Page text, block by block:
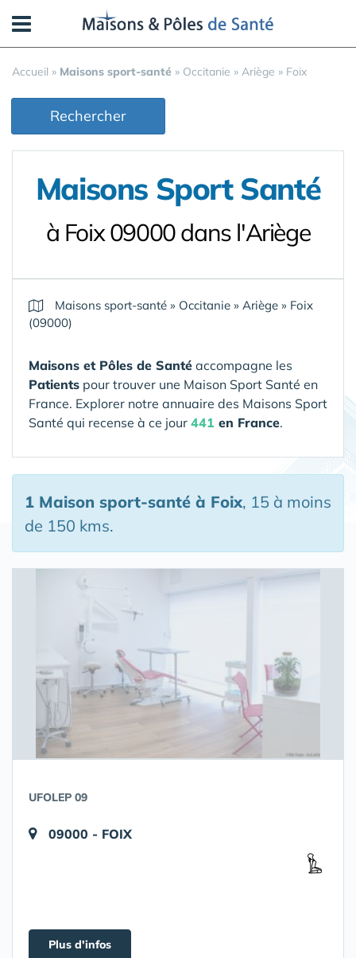
Accueil » Maisons sport-santé » Occitanie » Ariège » Foix
Rechercher
Maisons Sport Santé
à Foix 09000 dans l'Ariège
Maisons sport-santé » Occitanie » Ariège » Foix
(09000)
Maisons et Pôles de Santé accompagne les
Patients pour trouver une Maison Sport Santé en
France. Explorer notre annuaire des Maisons Sport
Santé qui recense à ce jour 441 en France.
1 Maison sport-santé à Foix, 15 à moins
de 150 kms.
UFOLEP 09
09000 - FOIX
Plus d'infos
Panneau de gestion des cookies